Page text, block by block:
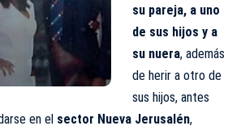
su pareja, a uno
de sus hijos y a
su nuera, además
de herir a otro de
sus hijos, antes
en el sector Nueva Jerusalén,